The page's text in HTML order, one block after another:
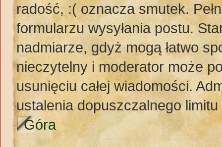
radość, :( oznacza smutek.
formularzu wysyłania postu.
nadmiarze, gdyż mogą łatwo
nieczytelny i moderator może
usunięciu całej wiadomości.
ustalenia dopuszczalnego
Góra